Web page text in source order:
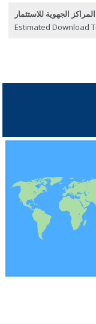
المراكز الجهوية للاستثمار
Estimated Download